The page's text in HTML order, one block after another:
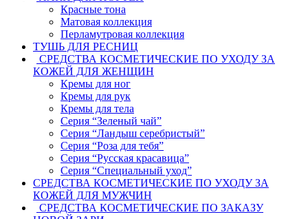
Красные тона
Матовая коллекция
Перламутровая коллекция
ТУШЬ ДЛЯ РЕСНИЦ
СРЕДСТВА КОСМЕТИЧЕСКИЕ ПО УХОДУ ЗА
КОЖЕЙ ДЛЯ ЖЕНЩИН
Кремы для ног
Кремы для рук
Кремы для тела
Серия “Зеленый чай”
Серия “Ландыш серебристый”
Серия “Роза для тебя”
Серия “Русская красавица”
Серия “Специальный уход”
СРЕДСТВА КОСМЕТИЧЕСКИЕ ПО УХОДУ ЗА
КОЖЕЙ ДЛЯ МУЖЧИН
СРЕДСТВА КОСМЕТИЧЕСКИЕ ПО ЗАКАЗУ